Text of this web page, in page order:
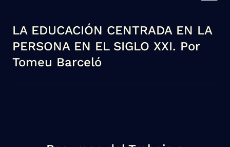
LA EDUCACIÓN CENTRADA EN LA
PERSONA EN EL SIGLO XXI. Por
Tomeu Barceló